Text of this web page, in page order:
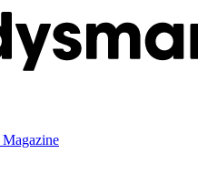
Magazine